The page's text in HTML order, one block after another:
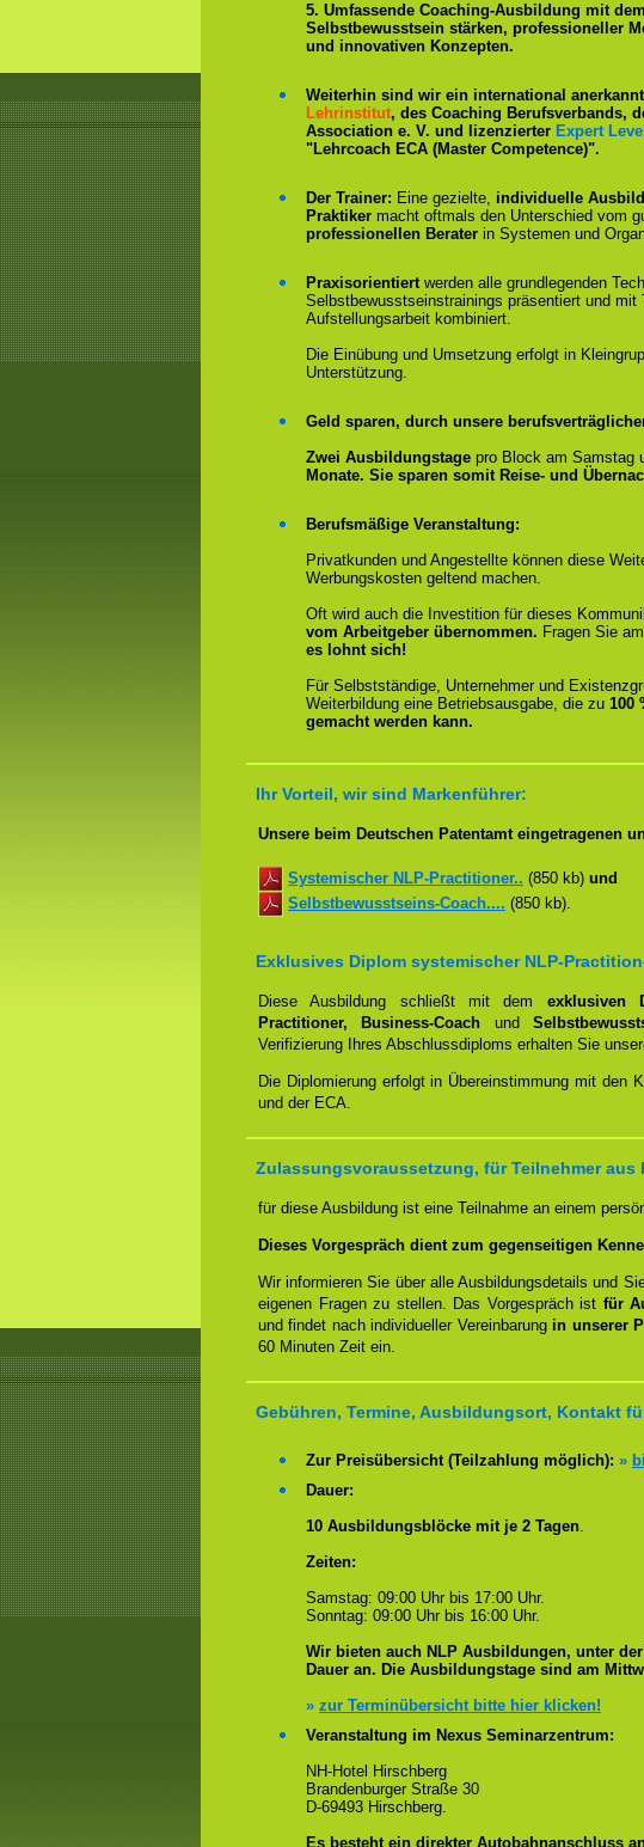
5. Umfassende Coaching-Ausbildung mit
Selbstbewusstsein stärken, professioneller
und innovativen Konzepten.
Weiterhin sind wir ein international
Lehrinstitut, des Coaching Berufsverbands,
Association e. V. und lizenzierter Expert
"Lehrcoach ECA (Master Competence)".
Der Trainer: Eine gezielte, individuelle
Praktiker macht oftmals den Unterschied vom
professionellen Berater in Systemen und
Praxisorientiertwerden alle grundlegenden
Selbstbewusstseinstrainings präsentiert und mit
Aufstellungsarbeit kombiniert.
Die Einübung und Umsetzung erfolgt in
Unterstützung.
Geld sparen, durch unsere
Zwei Ausbildungstage pro Block am Samstag
Monate. Sie sparen somit Reise- und
Berufsmäßige Veranstaltung:
Privatkunden und Angestellte können diese
Werbungskosten geltend machen.
Oft wird auch die Investition für dieses
vom Arbeitgeber übernommen. Fragen Sie
es lohnt sich!
Für Selbstständige, Unternehmer und
Weiterbildung eine Betriebsausgabe, die zu 100
gemacht werden kann.
Ihr Vorteil, wir sind Markenführer:
Unsere beim Deutschen Patentamt eingetragenen
Systemischer NLP-Practitioner.. (850 kb) und
Selbstbewusstseins-Coach.... (850 kb).
Exklusives Diplom systemischer NLP-
Diese Ausbildung schließt mit dem exklusiven
Practitioner, Business-Coach und
Verifizierung Ihres Abschlussdiploms erhalten Sie
Die Diplomierung erfolgt in Übereinstimmung mit den
und der ECA.
Zulassungsvoraussetzung, für Teilnehmer aus
für diese Ausbildung ist eine Teilnahme an einem
Dieses Vorgespräch dient zum gegenseitigen
Wir informieren Sie über alle Ausbildungsdetails und
eigenen Fragen zu stellen. Das Vorgespräch ist für
und findet nach individueller Vereinbarung in unserer
60 Minuten Zeit ein.
Gebühren, Termine, Ausbildungsort, Kontakt
Zur Preisübersicht (Teilzahlung möglich): »
Dauer:
10 Ausbildungsblöcke mit je 2 Tagen.
Zeiten:
Samstag: 09:00 Uhr bis 17:00 Uhr.
Sonntag: 09:00 Uhr bis 16:00 Uhr.
Wir bieten auch NLP Ausbildungen, unter
Dauer an. Die Ausbildungstage sind am
» zur Terminübersicht bitte hier klicken!
Veranstaltung im Nexus Seminarzentrum:
NH-Hotel Hirschberg
Brandenburger Straße 30
D-69493 Hirschberg.
Es besteht ein direkter Autobahnanschluss